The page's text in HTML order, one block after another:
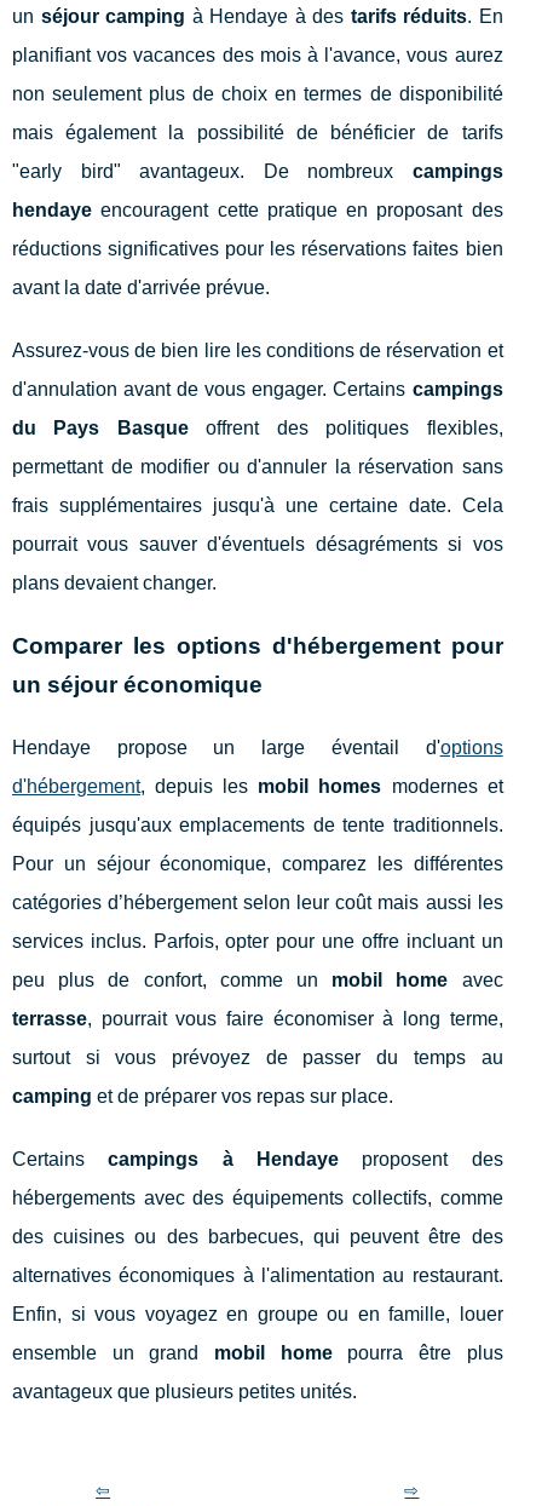
un séjour camping à Hendaye à des tarifs réduits. En
planifiant vos vacances des mois à l'avance, vous aurez
non seulement plus de choix en termes de disponibilité
mais également la possibilité de bénéficier de tarifs
"early bird" avantageux. De nombreux campings
hendaye encouragent cette pratique en proposant des
réductions significatives pour les réservations faites bien
avant la date d'arrivée prévue.
Assurez-vous de bien lire les conditions de réservation et
d'annulation avant de vous engager. Certains campings
du Pays Basqueoffrent des politiques flexibles,
permettant de modifier ou d'annuler la réservation sans
frais supplémentaires jusqu'à une certaine date. Cela
pourrait vous sauver d'éventuels désagréments si vos
plans devaient changer.
Comparer les options d'hébergement pour
un séjour économique
Hendaye propose un large éventail d'options
d'hébergement, depuis les mobil homes modernes et
équipés jusqu'aux emplacements de tente traditionnels.
Pour un séjour économique, comparez les différentes
catégories d’hébergement selon leur coût mais aussi les
services inclus. Parfois, opter pour une offre incluant un
peu plus de confort, comme un mobil home avec
terrasse, pourrait vous faire économiser à long terme,
surtout si vous prévoyez de passer du temps au
camping et de préparer vos repas sur place.
Certainscampings à Hendayeproposent des
hébergements avec des équipements collectifs, comme
des cuisines ou des barbecues, qui peuvent être des
alternatives économiques à l'alimentation au restaurant.
Enfin, si vous voyagez en groupe ou en famille, louer
ensemble un grand mobil homepourra être plus
avantageux que plusieurs petites unités.